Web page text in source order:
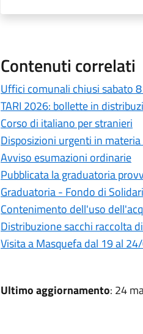
Contenuti correlati
Uffici comunali chiusi sabato
TARI 2026: bollette in
Corso di italiano per stranieri
Disposizioni urgenti in
Avviso esumazioni ordinarie
Pubblicata la graduatoria
Graduatoria - Fondo di
Contenimento dell'uso
Distribuzione sacchi raccolta
Visita a Masquefa dal 19 al
Ultimo aggiornamento: 24